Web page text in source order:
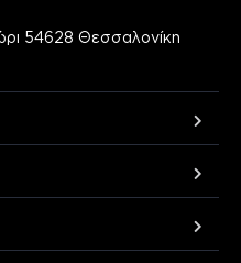
54628 Θεσσαλονίκη